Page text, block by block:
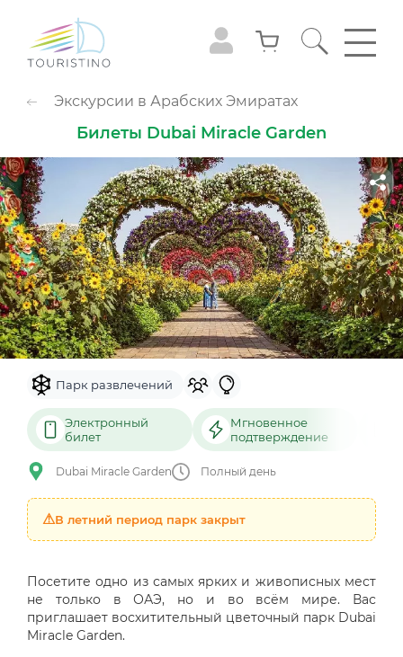
Экскурсии в Арабских Эмиратах
Билеты Dubai Miracle Garden
Парк развлечений
Электронный
билет
Мгновенное
подтверждение
Dubai Miracle Garden Полный день
В летний период парк закрыт
Посетите одно из самых ярких и живописных мест
не только в ОАЭ, но и во всём мире. Вас
приглашает восхитительный цветочный парк Dubai
Miracle Garden.
Обзорные туры Приключения
Животные Экстрим Круизы
Смотровые площадки Шоу
Культура и музеи Аквапарк
Парк развлечений Популярно с детьми
Небо